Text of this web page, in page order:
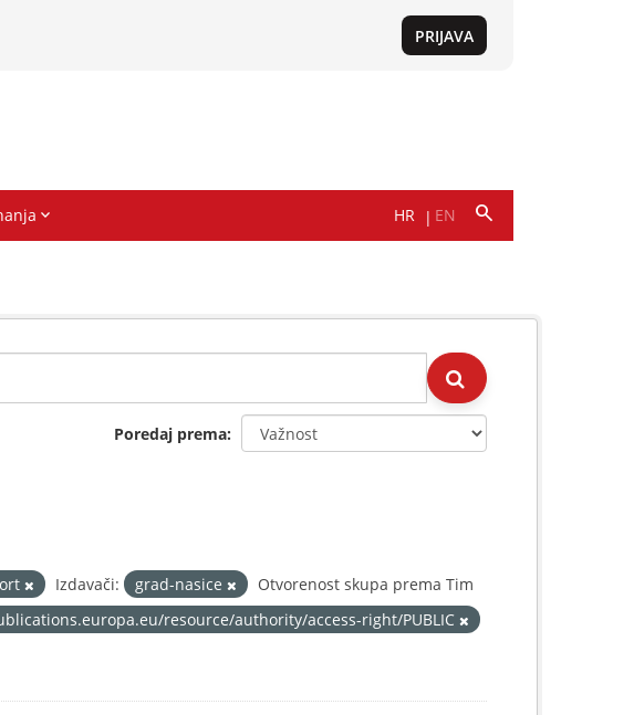
Poredaj prema
Izdavači: grad-nasice
Otvorenost skupa prema Tim
resource/authority/access-right/PUBLIC